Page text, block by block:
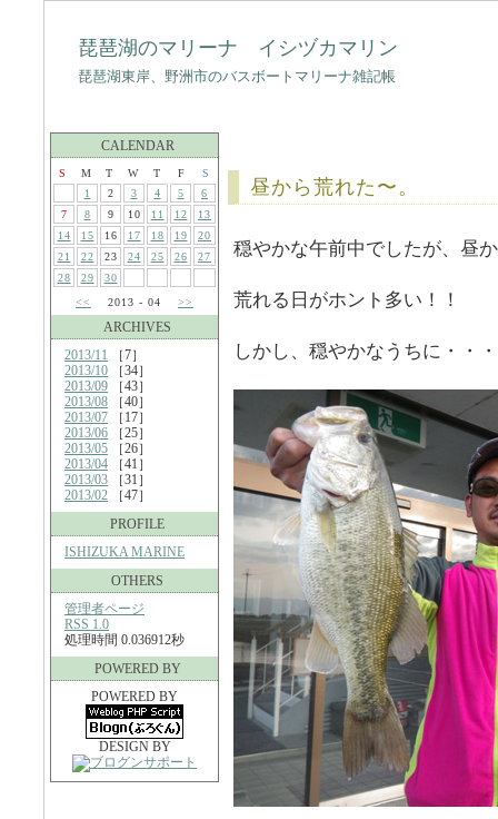
琵琶湖のマリーナ イシヅカマリン
琵琶湖東岸、野洲市のバスボートマリーナ雑記帳
CALENDAR
S M T W T F
S
1
2 3 4 5
6
7
8 9 10 11 12
13
14
15 16 17 18 19
20
21
22 23 24 25 26
27
28
29
30
<<
2013 - 04 >>
ARCHIVES
2013/11 ［7］
2013/10 ［34］
2013/09 ［43］
2013/08 ［40］
2013/07 ［17］
2013/06 ［25］
2013/05 ［26］
2013/04 ［41］
2013/03 ［31］
2013/02 ［47］
PROFILE
ISHIZUKA MARINE
OTHERS
管理者ページ
RSS 1.0
処理時間 0.036912秒
POWERED BY
POWERED BY
DESIGN BY
昼から荒れた〜。
穏やかな午前中でしたが、昼
荒れる日がホント多い！！
しかし、穏やかなうちに・・・